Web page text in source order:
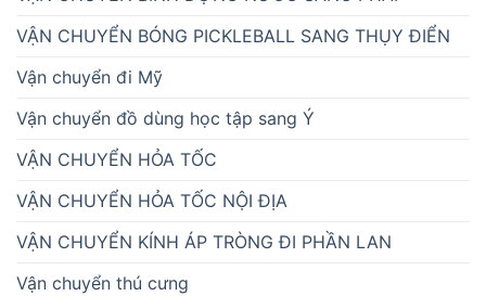
VẬN CHUYỂN BÓNG PICKLEBALL SANG THỤY ĐIỂN
Vận chuyển đi Mỹ
Vận chuyển đồ dùng học tập sang Ý
VẬN CHUYỂN HỎA TỐC
VẬN CHUYỂN HỎA TỐC NỘI ĐỊA
VẬN CHUYỂN KÍNH ÁP TRÒNG ĐI PHẦN LAN
Vận chuyển thú cưng